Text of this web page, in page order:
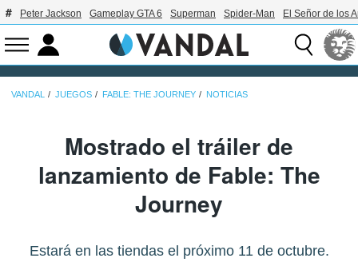
Peter Jackson Gameplay GTA 6 Superman Spider-Man El Señor de los
VANDAL JUEGOS FABLE: THE JOURNEY NOTICIAS
Mostrado el tráiler de
lanzamiento de Fable: The
Journey
Estará en las tiendas el próximo 11 de octubre.